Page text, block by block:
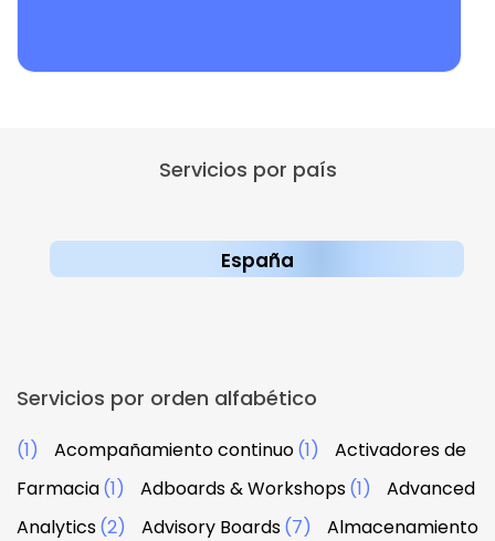
Servicios por país
España
Servicios por orden alfabético
(1) Acompañamiento continuo(1)
Activadores de
Farmacia(1) Adboards & Workshops(1)
Advanced
Analytics(2) Advisory Boards(7)
Almacenamiento